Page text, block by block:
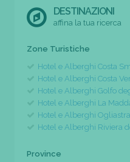
DESTINAZIONI
affina la tua ricerca
Zone Turistiche
Hotel e Alberghi Costa
Hotel e Alberghi Costa
Hotel e Alberghi Golfo
Hotel e Alberghi La
Hotel e Alberghi Ogliastra
Hotel e Alberghi Riviera
Province